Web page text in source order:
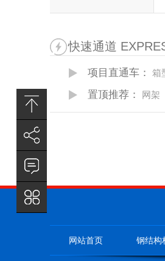
快速通道
项目直通车： 箱
置顶推荐： 网架
网站首页 钢结构